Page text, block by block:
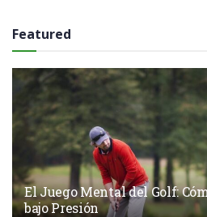
Featured
El Juego Mental del Golf:
bajo Presión